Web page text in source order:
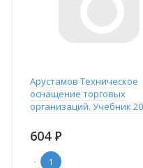
Арустамов Техническое
оснащение торговых
организаций. Учебник
604 Р
-